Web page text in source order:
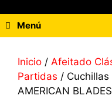
Menú
Inicio / Afeitado
Partidas /
AMERICAN